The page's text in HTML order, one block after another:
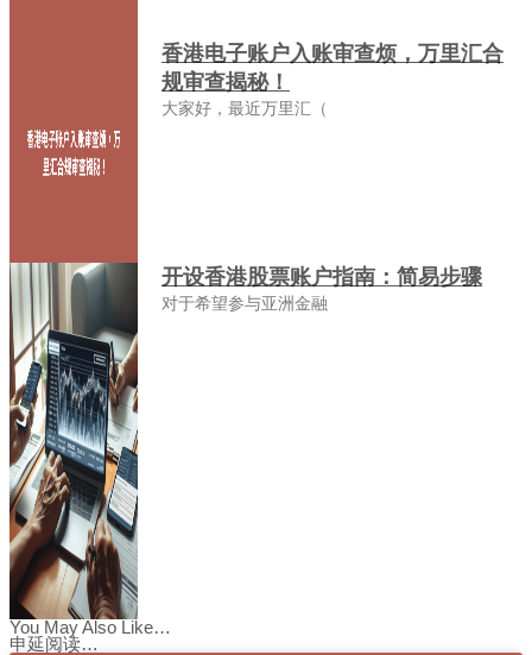
香港电子账户入账审查烦，万里汇合
规审查揭秘！
大家好，最近万里汇（
开设香港股票账户指南：简易步骤
对于希望参与亚洲金融
You May Also Like…
申延阅读…